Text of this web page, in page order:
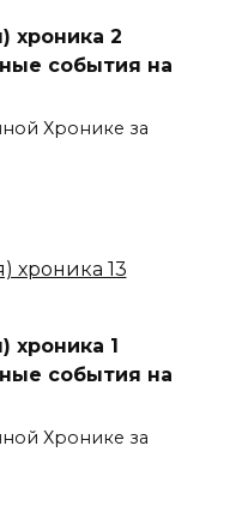
хроника 2
события на
Хронике за
хроника 1
события на
Хронике за